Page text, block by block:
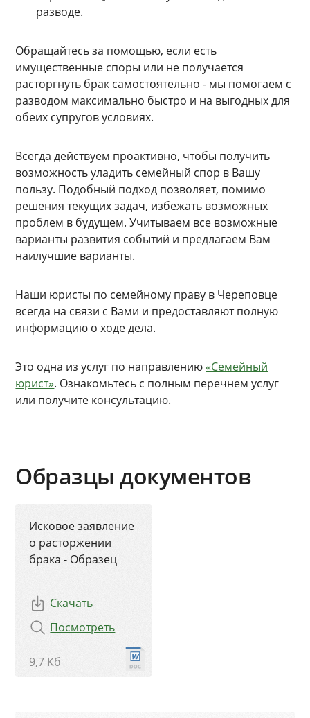
разводе.
Обращайтесь за помощью, если есть
имущественные споры или не получается
расторгнуть брак самостоятельно - мы помогаем с
разводом максимально быстро и на выгодных для
обеих супругов условиях.
Всегда действуем проактивно, чтобы получить
возможность уладить семейный спор в Вашу
пользу. Подобный подход позволяет, помимо
решения текущих задач, избежать возможных
проблем в будущем. Учитываем все возможные
варианты развития событий и предлагаем Вам
наилучшие варианты.
Наши юристы по семейному праву в Череповце
всегда на связи с Вами и предоставляют полную
информацию о ходе дела.
Это одна из услуг по направлению «Семейный
юрист». Ознакомьтесь с полным перечнем услуг
или получите консультацию.
Образцы документов
Исковое заявление
о расторжении
брака - Образец
Скачать
Посмотреть
9,7 Кб